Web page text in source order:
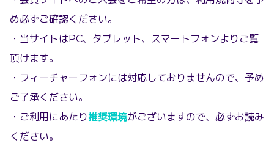
め必ずご確認ください。
・当サイトはPC、タブレット、スマートフォンよりご覧
頂けます。
・フィーチャーフォンには対応しておりませんので、予め
ご了承ください。
・ご利用にあたり推奨環境がございますので、必ずお読み
ください。